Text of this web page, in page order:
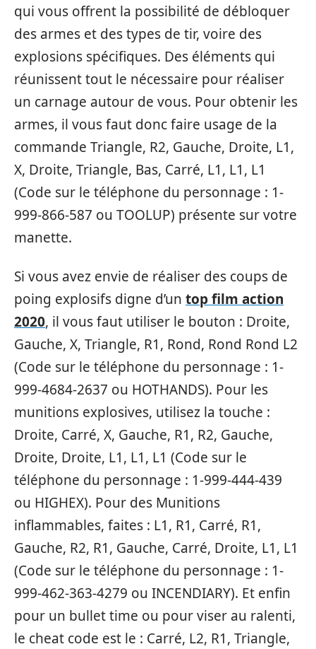
qui vous offrent la possibilité de débloquer
des armes et des types de tir, voire des
explosions spécifiques. Des éléments qui
réunissent tout le nécessaire pour réaliser
un carnage autour de vous. Pour obtenir les
armes, il vous faut donc faire usage de la
commande Triangle, R2, Gauche, Droite, L1,
X, Droite, Triangle, Bas, Carré, L1, L1, L1
(Code sur le téléphone du personnage : 1-
999-866-587 ou TOOLUP) présente sur votre
manette.
Si vous avez envie de réaliser des coups de
poing explosifs digne d’un top film action
2020, il vous faut utiliser le bouton : Droite,
Gauche, X, Triangle, R1, Rond, Rond Rond L2
(Code sur le téléphone du personnage : 1-
999-4684-2637 ou HOTHANDS). Pour les
munitions explosives, utilisez la touche :
Droite, Carré, X, Gauche, R1, R2, Gauche,
Droite, Droite, L1, L1, L1 (Code sur le
téléphone du personnage : 1-999-444-439
ou HIGHEX). Pour des Munitions
inflammables, faites : L1, R1, Carré, R1,
Gauche, R2, R1, Gauche, Carré, Droite, L1, L1
(Code sur le téléphone du personnage : 1-
999-462-363-4279 ou INCENDIARY). Et enfin
pour un bullet time ou pour viser au ralenti,
le cheat code est le : Carré, L2, R1, Triangle,